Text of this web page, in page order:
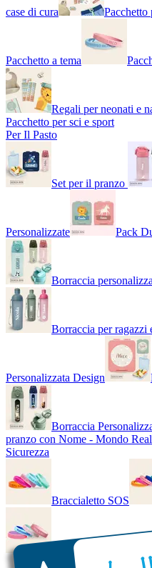
case di cura Pacchetto
Pacchetto a tema
Regali per neonati e
Pacchetto per sci e sport
Per Il Pasto
Set per il pranzo
Personalizzate Pack
Borraccia
Borraccia per ragazzi
Personalizzata Design
Borraccia
pranzo con Nome - Mondo
Sicurezza
Braccialetto SOS
Braccialetto SOS -